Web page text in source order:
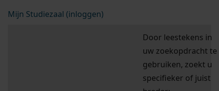
Mijn Studiezaal (inloggen)
Door leestekens in
uw zoekopdracht te
gebruiken, zoekt u
specifieker of juist